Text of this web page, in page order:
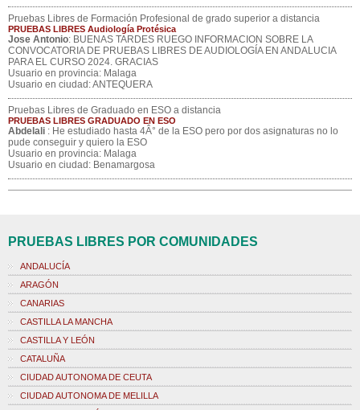
Pruebas Libres de Formación Profesional de grado superior a distancia
PRUEBAS LIBRES Audiología Protésica
Jose Antonio: BUENAS TARDES RUEGO INFORMACION SOBRE LA
CONVOCATORIA DE PRUEBAS LIBRES DE AUDIOLOGÍA EN ANDALUCIA
PARA EL CURSO 2024. GRACIAS
Usuario en provincia: Malaga
Usuario en ciudad: ANTEQUERA
Pruebas Libres de Graduado en ESO a distancia
PRUEBAS LIBRES GRADUADO EN ESO
Abdelali : He estudiado hasta 4Â° de la ESO pero por dos asignaturas no lo
pude conseguir y quiero la ESO
Usuario en provincia: Malaga
Usuario en ciudad: Benamargosa
PRUEBAS LIBRES POR COMUNIDADES
ANDALUCÍA
ARAGÓN
CANARIAS
CASTILLA LA MANCHA
CASTILLA Y LEÓN
CATALUÑA
CIUDAD AUTONOMA DE CEUTA
CIUDAD AUTONOMA DE MELILLA